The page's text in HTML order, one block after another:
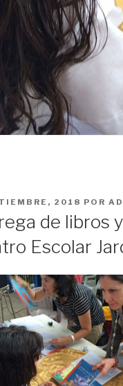
2018 POR
de libros
Escolar